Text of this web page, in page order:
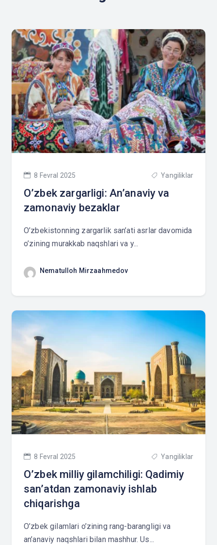
8 Fevral 2025 Yangiliklar
O’zbek zargarligi: An’anaviy va
zamonaviy bezaklar
O’zbekistonning zargarlik san’ati asrlar davomida
o’zining murakkab naqshlari va y...
Nematulloh Mirzaahmedov
8 Fevral 2025 Yangiliklar
O’zbek milliy gilamchiligi: Qadimiy
san’atdan zamonaviy ishlab
chiqarishga
O’zbek gilamlari o’zining rang-barangligi va
an’anaviy naqshlari bilan mashhur. Us...